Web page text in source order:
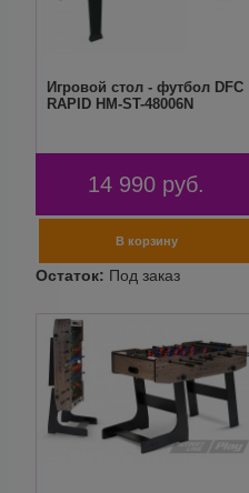
Игровой стол - футбол DFC
RAPID HM-ST-48006N
14 990 руб.